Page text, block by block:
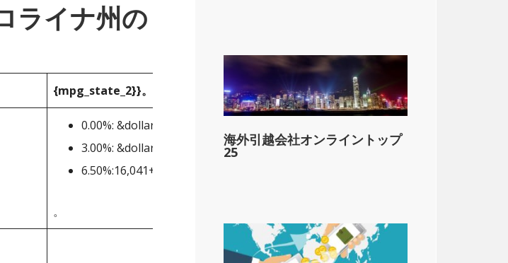
ライナ州の
{mpg_state_2}}。
0.00%: &dollar;0-&dollar;3,200
3.00%: &dollar;3,201-&dollar;16,040
6.50%:16,041+ドル
。
海外引越会社オンライントップ
25